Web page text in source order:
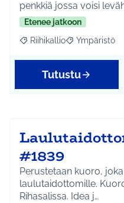
Etenee jatkoon
Rajaa tulokset aihepiirin
Riihikallio Rajaa tulokset
Ympäristö
Tutustu
#1839
Perustetaan kuoro,
laulutaidottomille.
Rihasalissa. Idea j…